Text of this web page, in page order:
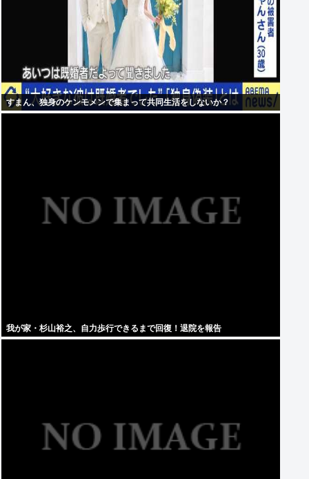
すまん、独身のケンモメンで集まって共同生活をしないか？
我が家・杉山裕之、自力歩行できるまで回復！退院を報告